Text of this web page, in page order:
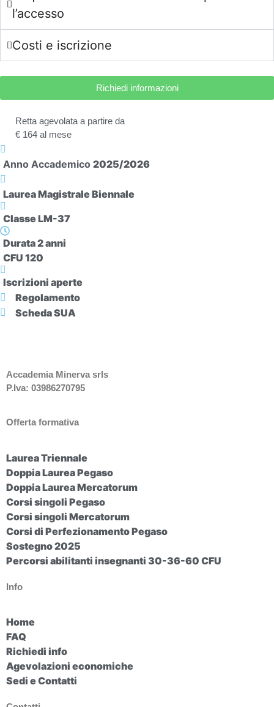
l’accesso
Costi e iscrizione
Richiedi informazioni
Retta agevolata a partire da
€ 164 al mese
Anno Accademico 2025/2026
Laurea Magistrale Biennale
Classe LM-37
Durata 2 anni
CFU 120
Iscrizioni aperte
Regolamento
Scheda SUA
Accademia Minerva srls
P.Iva: 03986270795
Offerta formativa
Laurea Triennale
Doppia Laurea Pegaso
Doppia Laurea Mercatorum
Corsi singoli Pegaso
Corsi singoli Mercatorum
Corsi di Perfezionamento Pegaso
Sostegno 2025
Percorsi abilitanti insegnanti 30-36-60 CFU
Info
Home
FAQ
Richiedi info
Agevolazioni economiche
Sedi e Contatti